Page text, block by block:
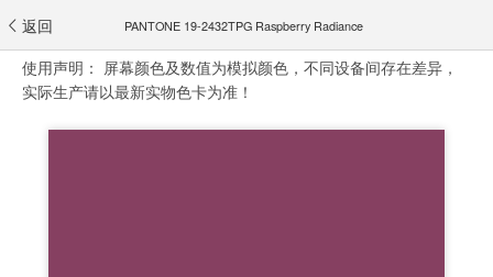
返回 PANTONE 19-2432TPG Raspberry Radiance
使用声明： 屏幕颜色及数值为模拟颜色，不同设备间存在差异，
实际生产请以最新实物色卡为准！